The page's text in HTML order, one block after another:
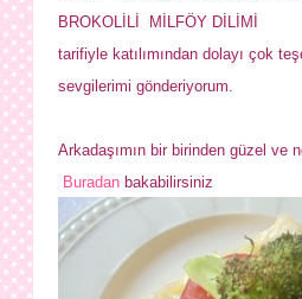
BROKOLİLİ MİLFÖY DİLİMİ
tarifiyle katılımından dolayı çok
sevgilerimi gönderiyorum.
Arkadaşımın bir birinden güzel ve
Buradan bakabilirsiniz